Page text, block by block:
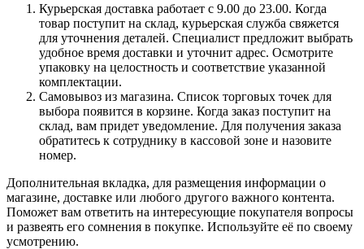
Курьерская доставка работает с 9.00 до 23.00. Когда
товар поступит на склад, курьерская служба свяжется
для уточнения деталей. Специалист предложит выбрать
удобное время доставки и уточнит адрес. Осмотрите
упаковку на целостность и соответствие указанной
комплектации.
Самовывоз из магазина. Список торговых точек для
выбора появится в корзине. Когда заказ поступит на
склад, вам придет уведомление. Для получения заказа
обратитесь к сотруднику в кассовой зоне и назовите
номер.
Дополнительная вкладка, для размещения информации о
магазине, доставке или любого другого важного контента.
Поможет вам ответить на интересующие покупателя вопросы
и развеять его сомнения в покупке. Используйте её по своему
усмотрению.